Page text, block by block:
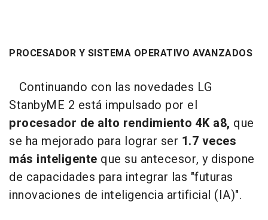
PROCESADOR Y SISTEMA OPERATIVO AVANZADOS
Continuando con las novedades LG
StanbyME 2 está impulsado por el
procesador de alto rendimiento 4K a8, que
se ha mejorado para lograr ser 1.7 veces
más inteligente que su antecesor, y dispone
de capacidades para integrar las "futuras
innovaciones de inteligencia artificial (IA)".